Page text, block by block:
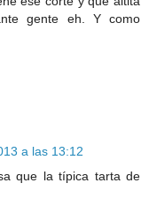
gente eh. Y como
a las 13:12
que la típica tarta de